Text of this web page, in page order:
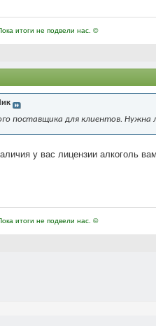
итоги не подвели нас. ©
поставщика для клиентов. Нужна
у вас лицензии алкоголь
итоги не подвели нас. ©